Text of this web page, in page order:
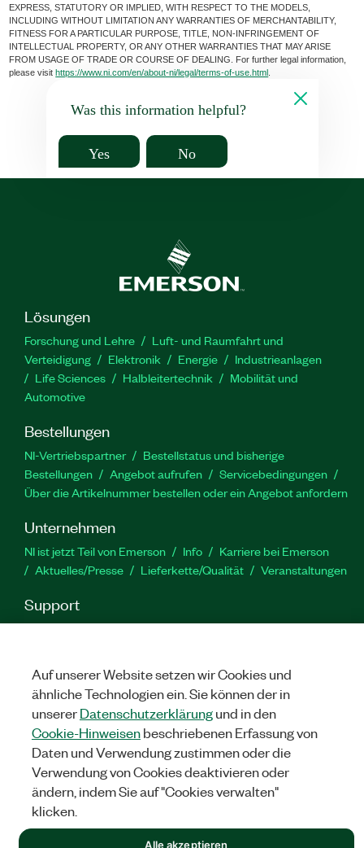
EXPRESS, STATUTORY OR IMPLIED, WITH RESPECT TO THE MODELS,
INCLUDING WITHOUT LIMITATION ANY WARRANTIES OF MERCHANTABILITY,
FITNESS FOR A PARTICULAR PURPOSE, TITLE, NON-INFRINGEMENT OF
INTELLECTUAL PROPERTY, OR ANY OTHER WARRANTIES THAT MAY ARISE
FROM USAGE OF TRADE OR COURSE OF DEALING. For further legal information,
please visithttps://www.ni.com/en/about-ni/legal/terms-of-use.html
Was this information helpful?
Yes No
Lösungen
Forschung und Lehre
Luft- und Raumfahrt und
Verteidigung
Elektronik Energie
Industrieanlagen
Life Sciences
Halbleitertechnik
Mobilität und
Automotive
Bestellungen
NI-Vertriebspartner
Bestellstatus und bisherige
Bestellungen
Angebot aufrufen
Servicebedingungen
Über die Artikelnummer bestellen oder ein Angebot anfordern
Unternehmen
NI ist jetzt Teil von Emerson Info
Karriere bei Emerson
Aktuelles/Presse
Lieferkette/Qualität Veranstaltungen
Support
Downloads Produktdokumentation
Diskussionsforen
YouTube
Twitter
RECHTLICHE HINWEISE
©NATIONAL INSTRUMENTS CORP. ALLE RECHTE VORBEHALTEN.
Auf unserer Website setzen wir Cookies und
ähnliche Technologien ein. Sie können der in
unsererDatenschutzerklärungund in den
Cookie-Hinweisenbeschriebenen Erfassung von
Daten und Verwendung zustimmen oder die
Verwendung von Cookies deaktivieren oder
ändern, indem Sie auf "Cookies verwalten"
klicken.
Alle akzeptieren